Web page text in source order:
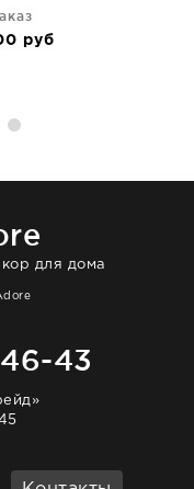
руб
для дома
43